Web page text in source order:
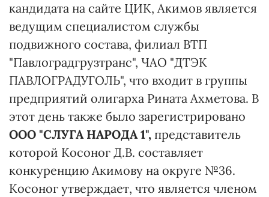
кандидата на сайте ЦИК, Акимов является
ведущим специалистом службы
подвижного состава, филиал ВТП
"Павлоградгрузтранс", ЧАО "ДТЭК
ПАВЛОГРАДУГОЛЬ", что входит в группы
предприятий олигарха Рината Ахметова. В
этот день также было зарегистрировано
ООО "СЛУГА НАРОДА 1", представитель
которой Косоног Д.В. составляет
конкуренцию Акимову на округе №36.
Косоног утверждает, что является членом